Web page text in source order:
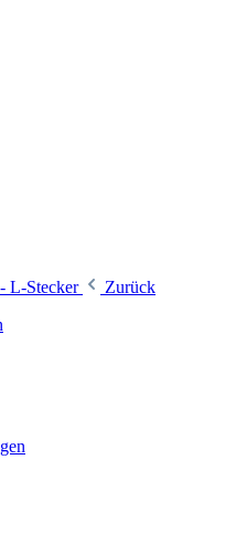
L-Stecker
Zurück